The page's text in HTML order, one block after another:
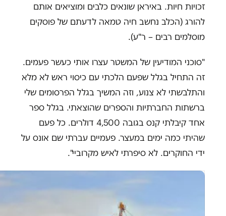
זכויות חיות. באיראן שונאים כלבים ומוציאים אותם
להורג (הכלב נחשב חיה טמאה לדעתם של פוסקים
מוסלמים רבים – ר"ע).
"סוכני המודיעין של המשטר עצרו אותי כעשר פעמים.
זה התחיל בגלל שפעם הלכתי עם כיסוי ראש לא מלא
והתלבשתי לא צנוע, וזה המשיך בגלל הפרסומים שלי
ברשתות החברתיות והספרים שהוצאתי. בגלל ספר
אחד קיבלתי קנס בגובה 4,500 דולרים. כל פעם
שהיתי כמה ימים במעצר. פעמיים עברתי שם אונס על
ידי החוקרים. לא סיפרתי לאיש מקרוביי".